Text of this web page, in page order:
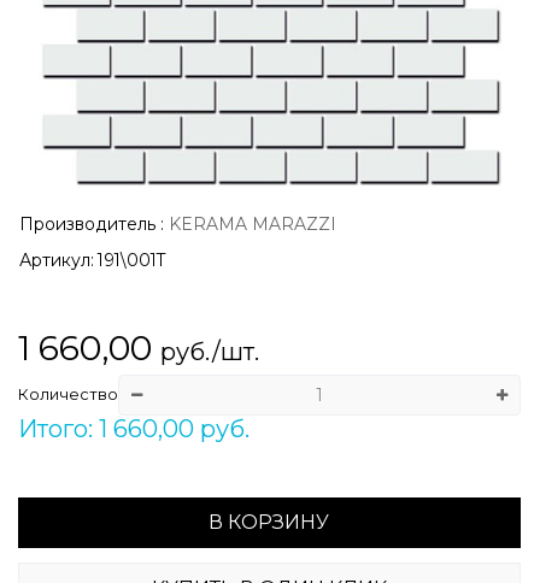
Производитель : KERAMA MARAZZI
Артикул: 191\001T
1 660,00 руб./шт.
Количество
Итого: 1 660,00 руб.
В КОРЗИНУ